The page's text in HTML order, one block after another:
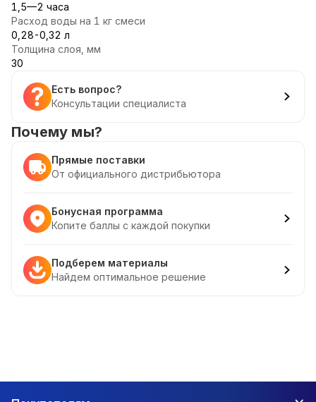
1,5—2 часа
Расход воды на 1 кг смеси
0,28-0,32 л
Толщина слоя, мм
30
Есть вопрос?
Консультации специалиста
Почему мы?
Прямые поставки
От официального дистрибьютора
Бонусная программа
Копите баллы с каждой покупки
Подберем материалы
Найдем оптимальное решение